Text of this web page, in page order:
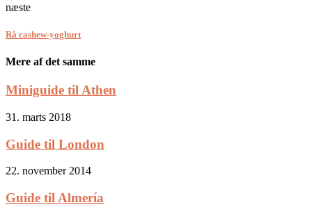
næste
Rå cashew-yoghurt
Mere af det samme
Miniguide til Athen
31. marts 2018
Guide til London
22. november 2014
Guide til Almería